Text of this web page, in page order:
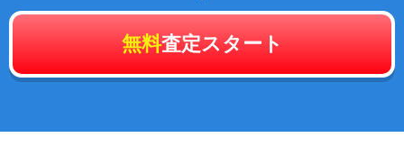
無料査定スタート